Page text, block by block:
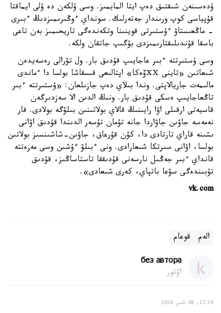
ۇدەسىنەن شىقتىق دەپ ايتا المايمىز. وسى ۇلكەن دە ۇلى ايماقتا
قۇپياسى كوپ ورىندار جەتەرلىك. سونداي ءوڭىرىمىزدىڭ ءبىرى
- ماڭعىستاۋ ءۇستىرتى قوينىنا وتكەندەگى تاريحىمىز بەن تاعى
باسقا قۇندىلىقتارىمىزدى بۇگىپ جاتقان ولكە.
وسى ۇستىرتتە ءبىر عاجايىپ قۇدىق بار. ول تۋرالى رەسەيدەن
شىعاتىن «تاينى ⅩⅩۆەكا» اپتالىعى قىسقاشا بولسا دا ءماندى
مالىمەت جاريالاپتى. وندا بىلاي دەپ جازىلعان: «ۇستىرتتە ءبىر
تاڭعاجايىپ ەسكى قۇدىق بار. ونىڭ الدىن الا سەزدىرگەن
قاسيەتى ارقىلى اۋا رايىنىڭ قالاي بولاتىنىن بىلۋگە بولادى. قار
نەمەسە جاۋىن جاۋاردا جانە تۇمان تۇسەر الدىندا قۇدىق اۋانى
ىشىنە قاراي تارتادى دا، كۇن قۇرعاق، جاۋىن-شاشىنسىز بولاتىن
بولسا، اۋانى سىرتكا شىعارادى. ونى ءبىلۋ ءۇشىن وسى مەزەتتە
قانداي ءبىر جەڭىل نارسەنى قۇدىققا تاستاساڭىز، قۇدىق
تۇبىندەگى سۋعا باتپاي، كەرى شىعادى».
vk.com
الەم قوعام
без автора
اۆتور
17:24, 08 تامىز 2026